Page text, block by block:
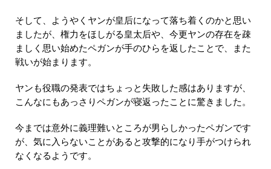
そして、ようやくヤンが皇后になって落ち着くのかと思い
ましたが、権力をほしがる皇太后や、今更ヤンの存在を疎
ましく思い始めたペガンが手のひらを返したことで、また
戦いが始まります。
ヤンも役職の発表ではちょっと失敗した感はありますが、
こんなにもあっさりペガンが寝返ったことに驚きました。
今までは意外に義理難いところが男らしかったペガンです
が、気に入らないことがあると攻撃的になり手がつけられ
なくなるようです。